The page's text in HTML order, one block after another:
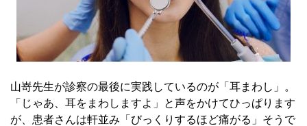
山嵜先生が診察の最後に実践しているのが「耳まわし」。
「じゃあ、耳をまわしますよ」と声をかけてひっぱります
が、患者さんは軒並み「びっくりするほど痛がる」そうで